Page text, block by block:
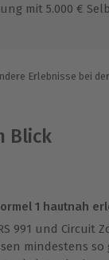
mit 5.000 €
Erlebnisse bei
Blick
1 hautnah
– diese
mindestens